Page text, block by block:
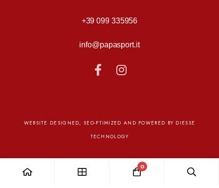
+39 099 335956
info@papasport.it
WEBSITE DESIGNED, SEO-PTIMIZED AND POWERED BY DIESSE
TECHNOLOGY
0